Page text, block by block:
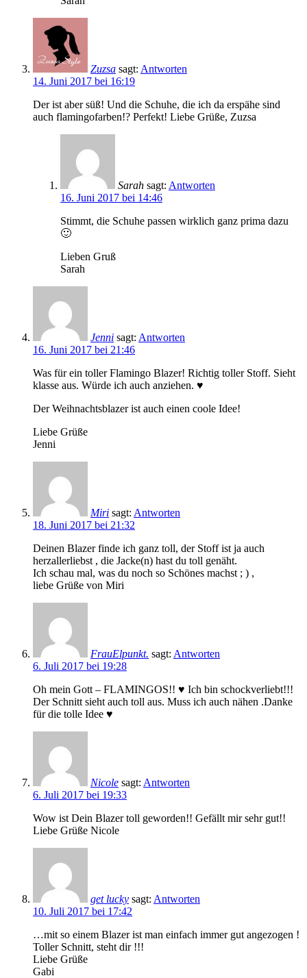
Zuzsa sagt: Antworten
14. Juni 2017 bei 16:19
Der ist aber süß! Und die Schuhe, die ich da erspähe sind
auch flamingofarben!? Perfekt! Liebe Grüße, Zuzsa
Sarah sagt: Antworten
16. Juni 2017 bei 14:46
Stimmt, die Schuhe passen wirklich ganz prima dazu
🙂
Lieben Gruß
Sarah
Jenni sagt: Antworten
16. Juni 2017 bei 21:46
Was für ein toller Flamingo Blazer! Richtig toller Stoff. Sieht
klasse aus. Würde ich auch anziehen. ♥
Der Weihnachtsblazer ist auch einen coole Idee!
Liebe Grüße
Jenni
Miri sagt: Antworten
18. Juni 2017 bei 21:32
Deinen Blazer finde ich ganz toll, der Stoff ist ja auch
herzallerliebst , die Jacke(n) hast du toll genäht.
Ich schau mal, was du noch so Schönes machst ; ) ,
liebe Grüße von Miri
FrauElpunkt. sagt: Antworten
6. Juli 2017 bei 19:28
Oh mein Gott – FLAMINGOS!! ♥ Ich bin schockverliebt!!!
Der Schnitt sieht auch toll aus. Muss ich auch nähen .Danke
für die tolle Idee ♥
Nicole sagt: Antworten
6. Juli 2017 bei 19:33
Wow ist Dein Blazer toll geworden!! Gefällt mir sehr gut!!
Liebe Grüße Nicole
get lucky sagt: Antworten
10. Juli 2017 bei 17:42
…mit so einem Blazer ist man einfach immer gut angezogen !
Toller Schnitt, steht dir !!!
Liebe Grüße
Gabi